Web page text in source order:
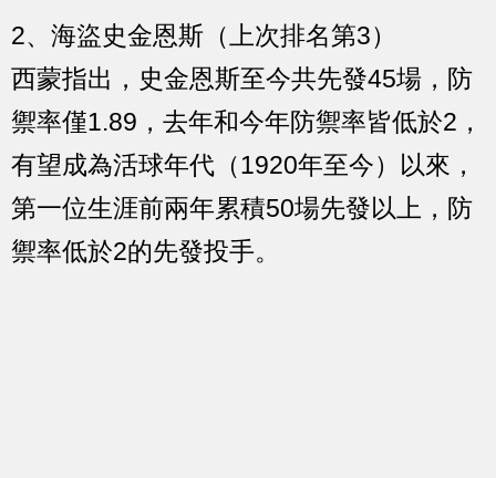
2、海盜史金恩斯（上次排名第3）
西蒙指出，史金恩斯至今共先發45場，防
禦率僅1.89，去年和今年防禦率皆低於2，
有望成為活球年代（1920年至今）以來，
第一位生涯前兩年累積50場先發以上，防
禦率低於2的先發投手。